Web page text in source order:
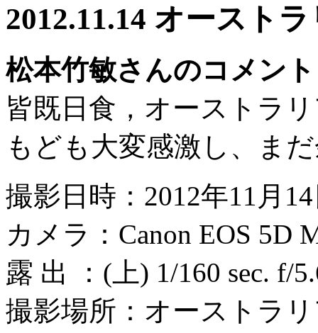
2012.11.14 オースト
松本竹敏さんのコメン
皆既日食，オーストラ
もども大変感激し、ま
撮影日時：2012年11月
カメラ：Canon EOS 5D
露 出 ：(上) 1/160 sec. f/
撮影場所：オーストラ